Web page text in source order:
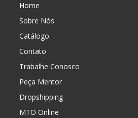
Home
Sobre Nós
Catálogo
Contato
Trabalhe Conosco
Peça Mentor
Dropshipping
MTO Online